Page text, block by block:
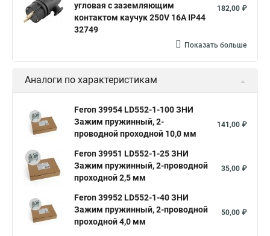
угловая с заземляющим
контактом каучук 250V 16A IP44
32749
182,00 ₽
Показать больше
Аналоги по характеристикам
Feron 39954 LD552-1-100 ЗНИ
Зажим пружинный, 2-
проводной проходной 10,0 мм
141,00 ₽
Feron 39951 LD552-1-25 ЗНИ
Зажим пружинный, 2-проводной
проходной 2,5 мм
35,00 ₽
Feron 39952 LD552-1-40 ЗНИ
Зажим пружинный, 2-проводной
проходной 4,0 мм
50,00 ₽